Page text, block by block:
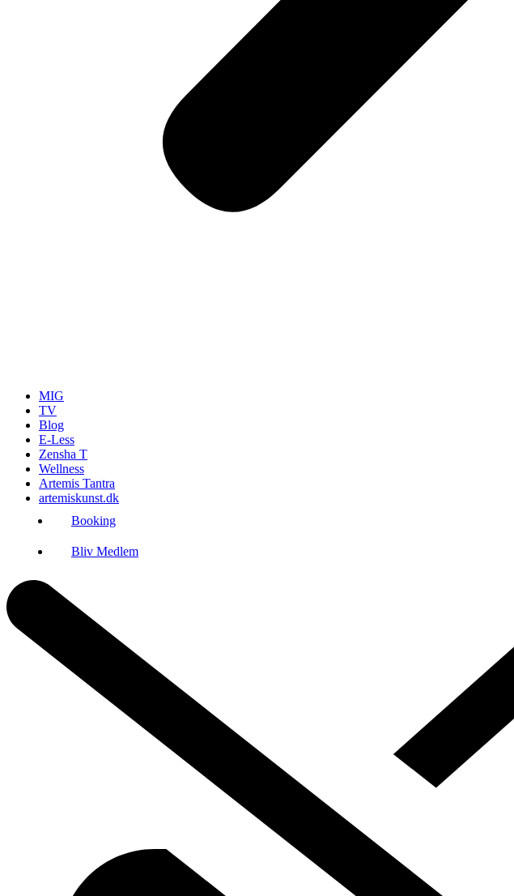
MIG
TV
Blog
E-Less
Zensha T
Wellness
Artemis Tantra
artemiskunst.dk
Booking
Bliv Medlem